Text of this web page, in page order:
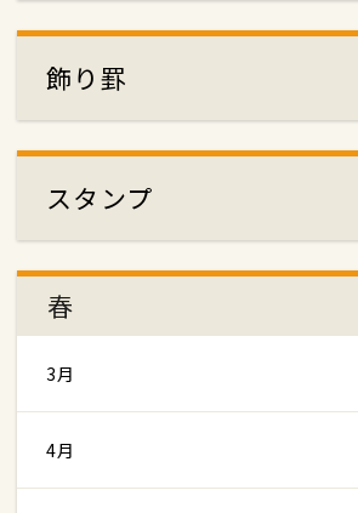
飾り罫
スタンプ
春
3月
4月